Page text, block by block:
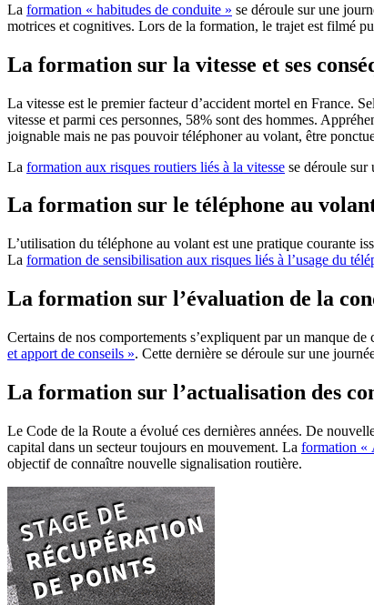
La formation « habitudes de conduite » se déroule sur une
motrices et cognitives. Lors de la formation, le trajet est filmé
La formation sur la vitesse et ses
La vitesse est le premier facteur d’accident mortel en France.
vitesse et parmi ces personnes, 58% sont des hommes.
joignable mais ne pas pouvoir téléphoner au volant, être
La formation aux risques routiers liés à la vitesse se déroule sur
La formation sur le téléphone au
L’utilisation du téléphone au volant est une pratique courante
La formation de sensibilisation aux risques liés à l’usage du
La formation sur l’évaluation de la
Certains de nos comportements s’expliquent par un manque
et apport de conseils ». Cette dernière se déroule sur une
La formation sur l’actualisation des
Le Code de la Route a évolué ces dernières années. De
capital dans un secteur toujours en mouvement. La formation «
objectif de connaître nouvelle signalisation routière.